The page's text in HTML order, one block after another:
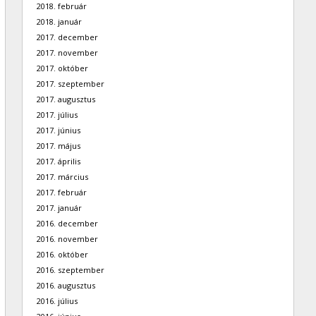
2018. február
2018. január
2017. december
2017. november
2017. október
2017. szeptember
2017. augusztus
2017. július
2017. június
2017. május
2017. április
2017. március
2017. február
2017. január
2016. december
2016. november
2016. október
2016. szeptember
2016. augusztus
2016. július